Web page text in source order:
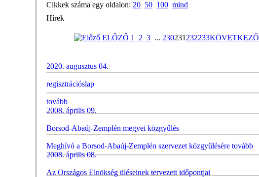
Cikkek száma egy oldalon: 20 50 100 mind
Hírek
ELŐZŐ 1 2 3 ... 230231 232233KÖVETKEZŐ
2020. augusztus 04.
regisztrációslap
tovább
2008. április 09.
Borsod-Abaúj-Zemplén megyei közgyűlés
Meghívó a Borsod-Abaúj-Zemplén szervezet közgyűlésére tovább
2008. április 08.
Az Országos Elnökség üléseinek tervezett időpontjai